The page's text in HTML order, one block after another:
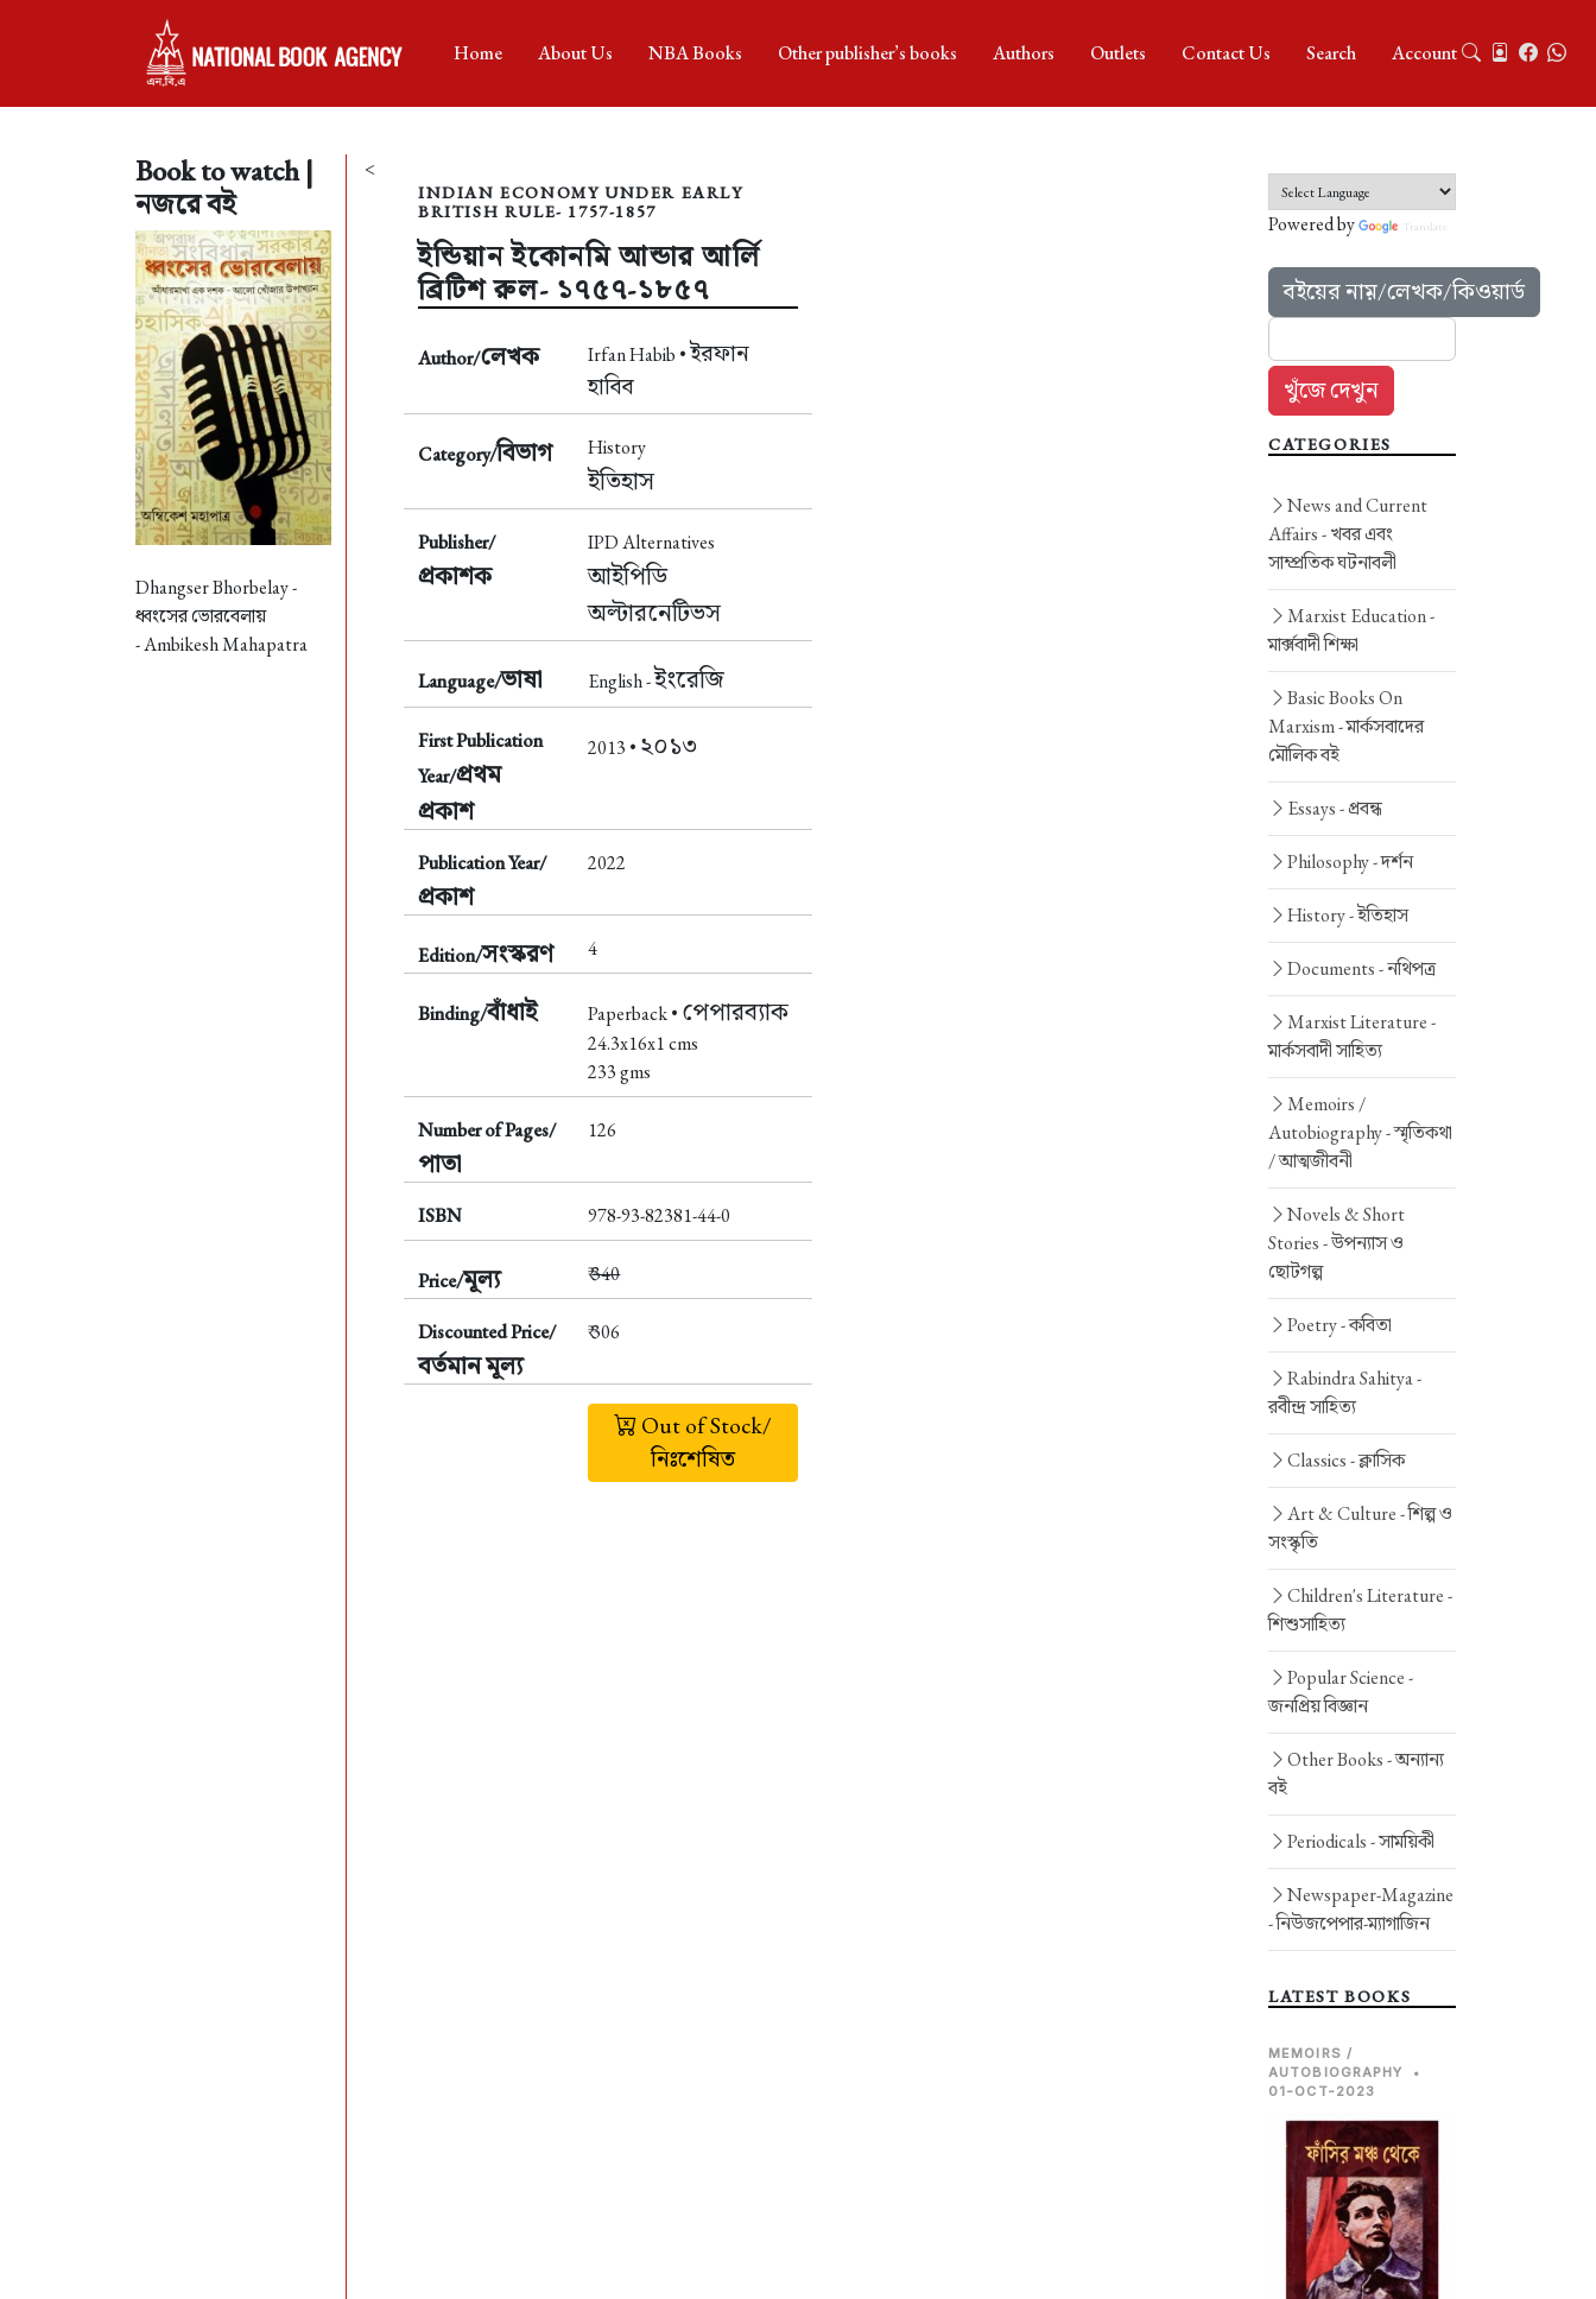
Home About Us NBA Books Other publisher’s books Authors Outlets Contact Us Search Account
Book to watch |
নজরে বই
Dhangser Bhorbelay -
ধ্বংসের ভোরবেলায়
- Ambikesh Mahapatra
<
INDIAN ECONOMY UNDER EARLY
BRITISH RULE- 1757-1857
ইন্ডিয়ান ইকোনমি আন্ডার আর্লি
ব্রিটিশ রুল- ১৭৫৭-১৮৫৭
Author/লেখক Irfan Habib •ইরফান
হাবিব
Category/বিভাগ History
ইতিহাস
Publisher/
প্রকাশক
IPD Alternatives
আইপিডি
অল্টারনেটিভস
Language/ভাষা English -ইংরেজি
First Publication
Year/প্রথম
প্রকাশ
2013 • ২০১৩
Publication Year/
প্রকাশ
2022
Edition/সংস্করণ 4
Binding/বাঁধাই Paperback • পেপারব্যাক
24.3x16x1 cms
233 gms
Number of Pages/
পাতা
126
ISBN 978-93-82381-44-0
Price/মূল্য ₹340
Discounted Price/
বর্তমান মূল্য
₹ 306
Out of Stock/
নিঃশেষিত
Powered by Translate
বইয়ের নাম়/লেখক/কিওয়ার্ড
CATEGORIES
News and Current
Affairs -খবর এবং
সাম্প্রতিক ঘটনাবলী
Marxist Education -
মার্ক্সবাদী শিক্ষা
Basic Books On
Marxism -মার্কসবাদের
মৌলিক বই
Essays -প্রবন্ধ
Philosophy -দর্শন
History -ইতিহাস
Documents -নথিপত্র
Marxist Literature -
মার্কসবাদী সাহিত্য
Memoirs /
Autobiography -স্মৃতিকথা
/ আত্মজীবনী
Novels & Short
Stories -উপন্যাস ও
ছোটগল্প
Poetry -কবিতা
Rabindra Sahitya -
রবীন্দ্র সাহিত্য
Classics -ক্লাসিক
Art & Culture -শিল্প ও
সংস্কৃতি
Children's Literature -
শিশুসাহিত্য
Popular Science -
জনপ্রিয় বিজ্ঞান
Other Books -অন্যান্য
বই
Periodicals -সাময়িকী
Newspaper-Magazine
-নিউজপেপার-ম্যাগাজিন
LATEST BOOKS
MEMOIRS /
AUTOBIOGRAPHY
•
01-OCT-2023